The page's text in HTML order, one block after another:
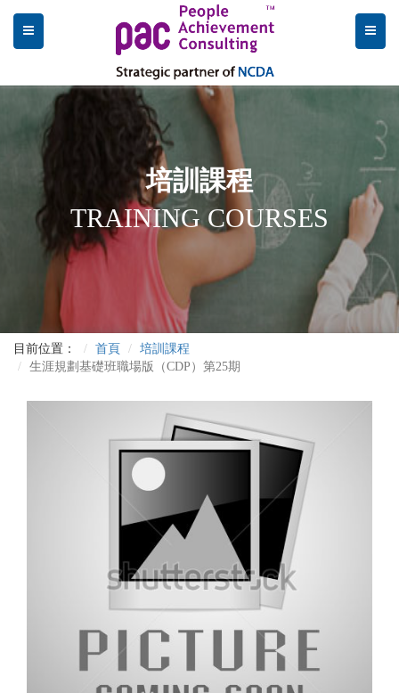
培訓課程
TRAINING COURSES
目前位置： 首頁
培訓課程
生涯規劃基礎班職場版（CDP）第25期